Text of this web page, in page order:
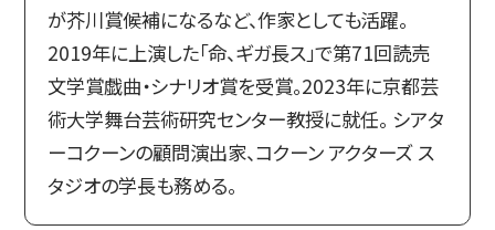
が芥川賞候補になるなど、作家としても活躍。
2019年に上演した「命、ギガ長ス」で第71回読売
文学賞戯曲・シナリオ賞を受賞。2023年に京都芸
術大学舞台芸術研究センター教授に就任。 シアタ
ーコクーンの顧問演出家、コクーン アクターズ ス
タジオの学長も務める。